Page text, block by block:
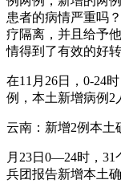
患者的病情严重吗
疗隔离，并且给予
情得到了有效的好转
在11月26日，0-24
例，本土新增病例2
云南：新增2例本土
月23日0—24时，
兵团报告新增本土